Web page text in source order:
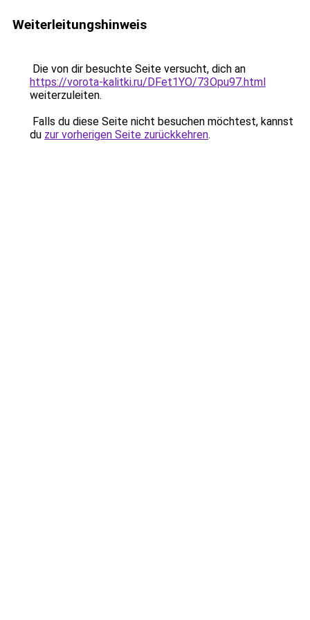
Weiterleitungshinweis
Die von dir besuchte Seite versucht, dich an
https://vorota-kalitki.ru/DFet1YO/73Opu97.html
weiterzuleiten.
Falls du diese Seite nicht besuchen möchtest, kannst
du zur vorherigen Seite zurückkehren.